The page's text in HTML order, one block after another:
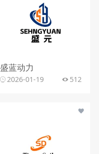
盛蓝动力
2026-01-19 512